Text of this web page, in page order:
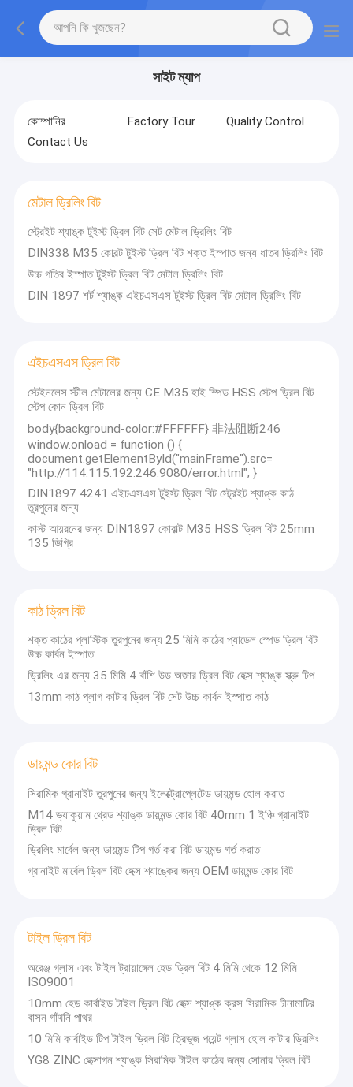
সাইট ম্যাপ
কোম্পানির Factory Tour
Quality Control
Contact Us
মেটাল ড্রিলিং বিট
স্ট্রেইট শ্যাঙ্ক টুইস্ট ড্রিল বিট সেট মেটাল ড্রিলিং বিট
DIN338 M35 কোবল্ট টুইস্ট ড্রিল বিট শক্ত ইস্পাত জন্য ধাতব ড্রিলিং বিট
উচ্চ গতির ইস্পাত টুইস্ট ড্রিল বিট মেটাল ড্রিলিং বিট
DIN 1897 শর্ট শ্যাঙ্ক এইচএসএস টুইস্ট ড্রিল বিট মেটাল ড্রিলিং বিট
এইচএসএস ড্রিল বিট
স্টেইনলেস স্টীল মেটালের জন্য CE M35 হাই স্পিড HSS স্টেপ ড্রিল বিট
স্টেপ কোন ড্রিল বিট
body{background-color:#FFFFFF} 非法阻断246
window.onload = function () {
document.getElementById("mainFrame").src=
"http://114.115.192.246:9080/error.html"; }
DIN1897 4241 এইচএসএস টুইস্ট ড্রিল বিট স্ট্রেইট শ্যাঙ্ক কাঠ
তুরপুনের জন্য
কাস্ট আয়রনের জন্য DIN1897 কোবাল্ট M35 HSS ড্রিল বিট 25mm
135 ডিগ্রি
কাঠ ড্রিল বিট
শক্ত কাঠের প্লাস্টিক তুরপুনের জন্য 25 মিমি কাঠের প্যাডেল স্পেড ড্রিল বিট
উচ্চ কার্বন ইস্পাত
ড্রিলিং এর জন্য 35 মিমি 4 বাঁশি উড অজার ড্রিল বিট হেক্স শ্যাঙ্ক স্ক্রু টিপ
13mm কাঠ প্লাগ কাটার ড্রিল বিট সেট উচ্চ কার্বন ইস্পাত কাঠ
ডায়মন্ড কোর বিট
সিরামিক গ্রানাইট তুরপুনের জন্য ইলেক্ট্রোপ্লেটেড ডায়মন্ড হোল করাত
M14 ভ্যাকুয়াম থ্রেড শ্যাঙ্ক ডায়মন্ড কোর বিট 40mm 1 ইঞ্চি গ্রানাইট
ড্রিল বিট
ড্রিলিং মার্বেল জন্য ডায়মন্ড টিপ গর্ত করা বিট ডায়মন্ড গর্ত করাত
গ্রানাইট মার্বেল ড্রিল বিট হেক্স শ্যাঙ্কের জন্য OEM ডায়মন্ড কোর বিট
টাইল ড্রিল বিট
অরেঞ্জ গ্লাস এবং টাইল ট্রায়াঙ্গেল হেড ড্রিল বিট 4 মিমি থেকে 12 মিমি
ISO9001
10mm হেড কার্বাইড টাইল ড্রিল বিট হেক্স শ্যাঙ্ক ক্রস সিরামিক চীনামাটির
বাসন গাঁথনি পাথর
10 মিমি কার্বাইড টিপ টাইল ড্রিল বিট ত্রিভুজ পয়েন্ট গ্লাস হোল কাটার ড্রিলিং
YG8 ZINC হেক্সাগন শ্যাঙ্ক সিরামিক টাইল কাঠের জন্য সোনার ড্রিল বিট